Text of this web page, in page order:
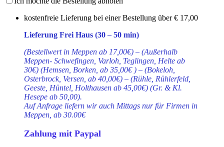
kostenfreie Lieferung bei einer Bestellung über€ 17,00
Lieferung Frei Haus (30 – 50 min)
(Bestellwert in Meppen ab 17,00€) – (Außerhalb
Meppen- Schwefingen, Varloh, Teglingen, Helte ab
30€) (Hemsen, Borken, ab 35,00€ ) – (Bokeloh,
Osterbrock, Versen, ab 40,00€) – (Rühle, Rühlerfeld,
Geeste, Hüntel, Holthausen ab 45,00€) (Gr. & Kl.
Hesepe ab 50,00).
Auf Anfrage liefern wir auch Mittags nur für Firmen in
Meppen, ab 30.00€
Zahlung mit Paypal